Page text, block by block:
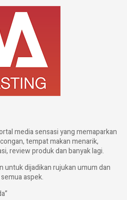
media sensasi yang memaparkan
tempat makan menarik,
review produk dan banyak lagi.
untuk dijadikan rujukan umum dan
aspek.